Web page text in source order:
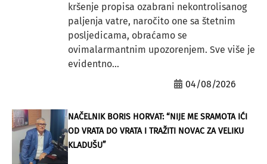
kršenje propisa ozabrani nekontrolisanog
paljenja vatre, naročito one sa štetnim
posljedicama, obraćamo se
ovimalarmantnim upozorenjem. Sve više je
evidentno...
04/08/2026
NAČELNIK BORIS HORVAT: “NIJE ME SRAMOTA IĆI
OD VRATA DO VRATA I TRAŽITI NOVAC ZA VELIKU
KLADUŠU”